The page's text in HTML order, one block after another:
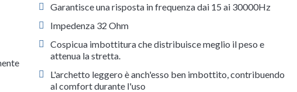
Garantisce una risposta in frequenza dai 15 ai 30000Hz
Impedenza 32 Ohm
Cospicua imbottitura che distribuisce meglio il peso e
attenua la stretta.
L'archetto leggero è anch'esso ben imbottito, contribuendo
al comfort durante l'uso